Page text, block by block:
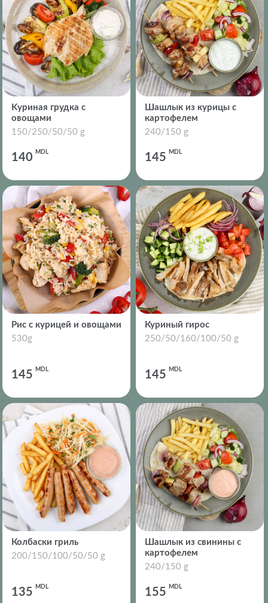
Kуриная грудка с
овощами
150/250/50/50 g
140 MDL
Шашлык из курицы с
картофелем
240/150 g
145 MDL
Рис с курицей и овощами
530g
145 MDL
Куриный гирос
250/50/160/100/50 g
145 MDL
Колбаски гриль
200/150/100/50/50 g
135 MDL
Шашлык из свинины с
картофелем
240/150 g
155 MDL